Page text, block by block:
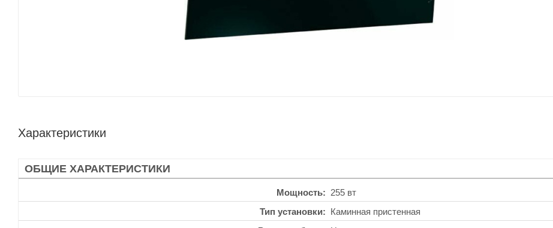
Характеристики
ОБЩИЕ ХАРАКТЕРИСТИКИ
Мощность
255 вт
Тип установки
Каминная пристенная